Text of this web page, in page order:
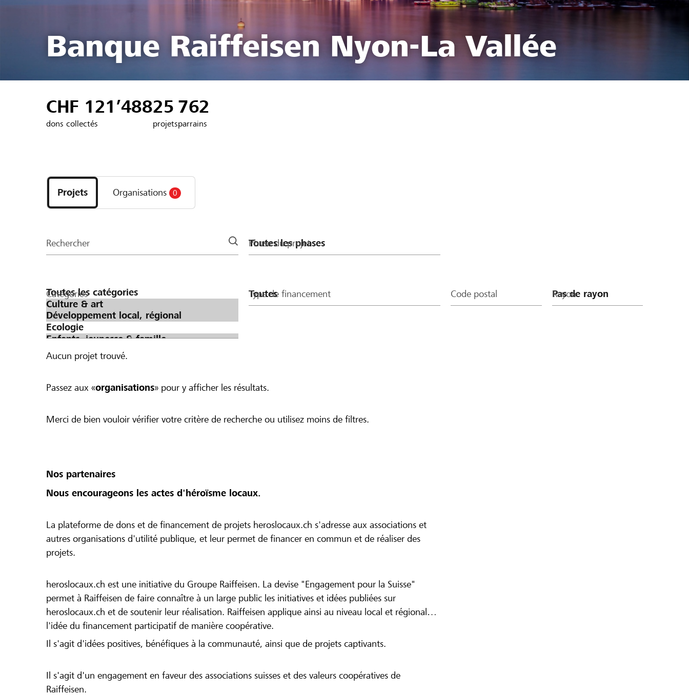
Banque Raiffeisen Nyon-La Vallée
CHF 121’488
dons collectés
25
projets
762
parrains
les
projets
et
la
Projets Organisations 0
Rechercher Phase du projet
Catégories Type de financement Code postal Rayon
Aucun projet trouvé.
Passez aux «organisations» pour y afficher les résultats.
Merci de bien vouloir vérifier votre critère de recherche ou utilisez moins de filtres.
Nos partenaires
Nous encourageons les actes d'héroïsme locaux.
La plateforme de dons et de financement de projets heroslocaux.ch s'adresse aux associations et
autres organisations d'utilité publique, et leur permet de financer en commun et de réaliser des
projets.
heroslocaux.ch est une initiative du Groupe Raiffeisen. La devise "Engagement pour la Suisse"
permet à Raiffeisen de faire connaître à un large public les initiatives et idées publiées sur
heroslocaux.ch et de soutenir leur réalisation. Raiffeisen applique ainsi au niveau local et régional
l'idée du financement participatif de manière coopérative.
Il s'agit d'idées positives, bénéfiques à la communauté, ainsi que de projets captivants.
Il s'agit d'un engagement en faveur des associations suisses et des valeurs coopératives de
Raiffeisen.